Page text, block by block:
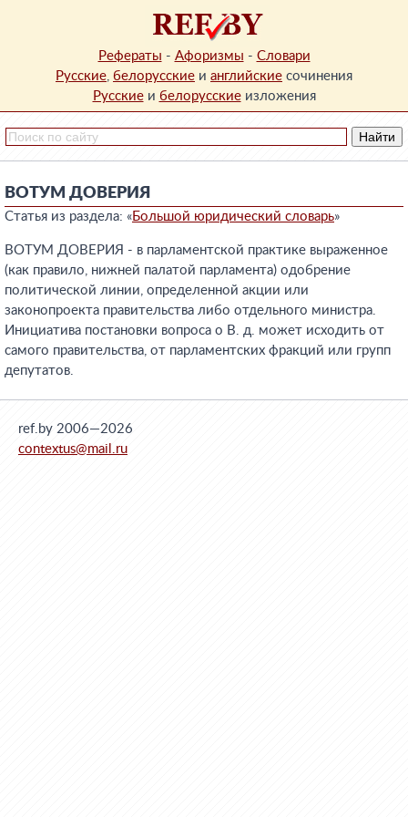
Рефераты - Афоризмы - Словари
Русские, белорусские и английские сочинения
Русскиеи белорусскиеизложения
ВОТУМ ДОВЕРИЯ
Статья из раздела: «Большой юридический словарь»
ВОТУМ ДОВЕРИЯ - в парламентской практике выраженное
(как правило, нижней палатой парламента) одобрение
политической линии, определенной акции или
законопроекта правительства либо отдельного министра.
Инициатива постановки вопроса о В. д. может исходить от
самого правительства, от парламентских фракций или групп
депутатов.
ref.by 2006—2026
contextus@mail.ru